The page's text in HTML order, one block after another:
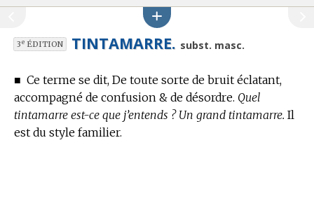
3eÉDITION TINTAMARRE. subst. masc.
■ Ce terme se dit, De toute sorte de bruit éclatant,
accompagné de confusion & de désordre. Quel
tintamarre est-ce que j’entends ? Un grand tintamarre. Il
est du style familier.